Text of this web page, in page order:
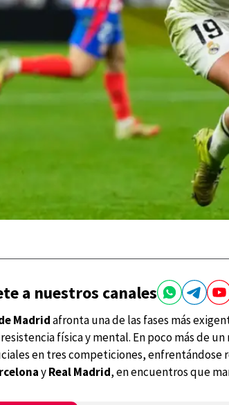
a nuestros canales
Madridafronta una de las fases más
física y mental. En poco más de
en tres competiciones,
yReal Madrid, en encuentros que